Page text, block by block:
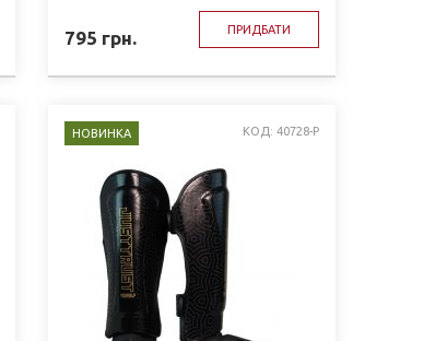
795 грн. ПРИДБАТИ
НОВИНКА КОД: 40728-P